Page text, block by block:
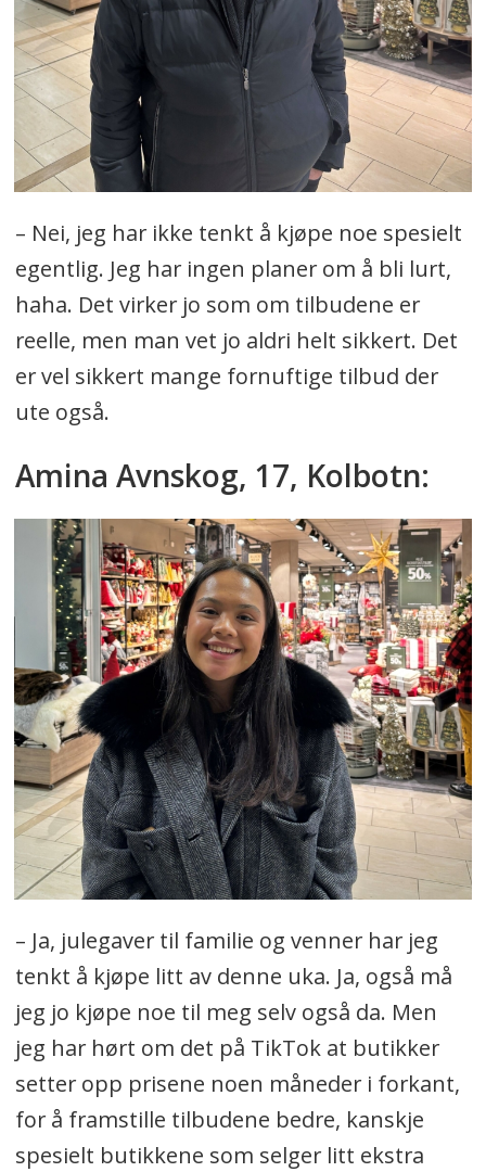
– Nei, jeg har ikke tenkt å kjøpe noe spesielt
egentlig. Jeg har ingen planer om å bli lurt,
haha. Det virker jo som om tilbudene er
reelle, men man vet jo aldri helt sikkert. Det
er vel sikkert mange fornuftige tilbud der
ute også.
Amina Avnskog, 17, Kolbotn:
– Ja, julegaver til familie og venner har jeg
tenkt å kjøpe litt av denne uka. Ja, også må
jeg jo kjøpe noe til meg selv også da. Men
jeg har hørt om det på TikTok at butikker
setter opp prisene noen måneder i forkant,
for å framstille tilbudene bedre, kanskje
spesielt butikkene som selger litt ekstra